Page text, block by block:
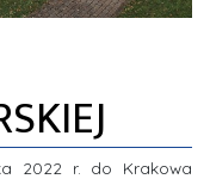
2022 r. do Krakowa